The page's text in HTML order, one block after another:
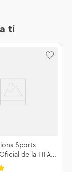
ti
Sports
de la FIFA
2026™ 43032